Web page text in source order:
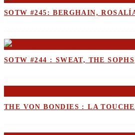
SOTW #245: BERGHAIN,
SOTW #244 : SWEAT, THE SOPHS
THE VON BONDIES : LA